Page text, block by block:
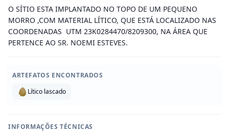
O SÍTIO ESTA IMPLANTADO NO TOPO DE UM PEQUENO
MORRO ,COM MATERIAL LÍTICO, QUE ESTÁ LOCALIZADO NAS
COORDENADAS  UTM 23K0284470/8209300, NA ÁREA QUE
PERTENCE AO SR. NOEMI ESTEVES.
ARTEFATOS ENCONTRADOS
Lítico lascado
INFORMAÇÕES TÉCNICAS